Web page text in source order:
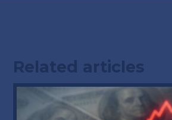
Related articles